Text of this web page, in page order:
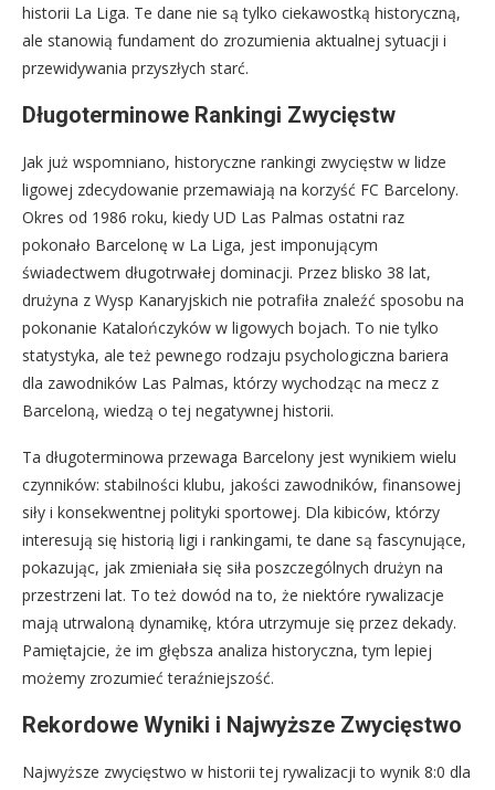
historii La Liga. Te dane nie są tylko ciekawostką historyczną,
ale stanowią fundament do zrozumienia aktualnej sytuacji i
przewidywania przyszłych starć.
Długoterminowe Rankingi Zwycięstw
Jak już wspomniano, historyczne rankingi zwycięstw w lidze
ligowej zdecydowanie przemawiają na korzyść FC Barcelony.
Okres od 1986 roku, kiedy UD Las Palmas ostatni raz
pokonało Barcelonę w La Liga, jest imponującym
świadectwem długotrwałej dominacji. Przez blisko 38 lat,
drużyna z Wysp Kanaryjskich nie potrafiła znaleźć sposobu na
pokonanie Katalończyków w ligowych bojach. To nie tylko
statystyka, ale też pewnego rodzaju psychologiczna bariera
dla zawodników Las Palmas, którzy wychodząc na mecz z
Barceloną, wiedzą o tej negatywnej historii.
Ta długoterminowa przewaga Barcelony jest wynikiem wielu
czynników: stabilności klubu, jakości zawodników, finansowej
siły i konsekwentnej polityki sportowej. Dla kibiców, którzy
interesują się historią ligi i rankingami, te dane są fascynujące,
pokazując, jak zmieniała się siła poszczególnych drużyn na
przestrzeni lat. To też dowód na to, że niektóre rywalizacje
mają utrwaloną dynamikę, która utrzymuje się przez dekady.
Pamiętajcie, że im głębsza analiza historyczna, tym lepiej
możemy zrozumieć teraźniejszość.
Rekordowe Wyniki i Najwyższe Zwycięstwo
Najwyższe zwycięstwo w historii tej rywalizacji to wynik 8:0 dla